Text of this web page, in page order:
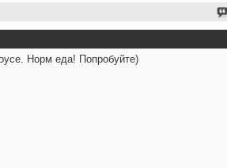
Норм еда! Попробуйте)